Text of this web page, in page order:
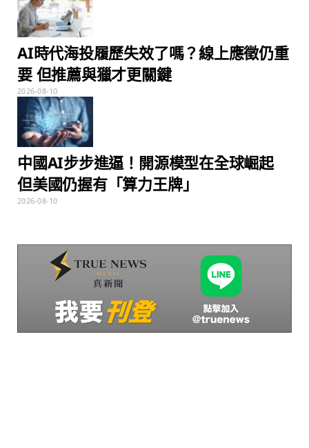
AI時代海投履歷失效了嗎？線上應徵仍重
要 但推薦與獵才更關鍵
2026-08-10
中國AI步步進逼！開源模型在全球崛起
但美國仍握有「算力王牌」
2026-08-10